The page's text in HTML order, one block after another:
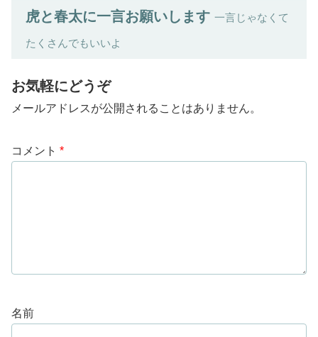
虎と春太に一言お願いします 一言じゃなくて
たくさんでもいいよ
お気軽にどうぞ
メールアドレスが公開されることはありません。
コメント *
名前